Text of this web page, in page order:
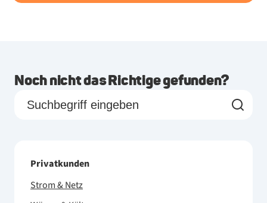
Noch nicht das Richtige gefunden?
Privatkunden
Strom & Netz